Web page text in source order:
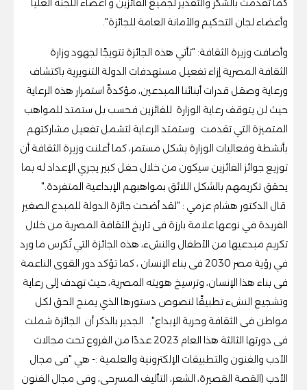
كما تقدمت بالشكر والتقدير لجميع الفائزين و أعضاء اللجنة العليا
وأعضاء لجان التحكيم والأمانة العامة للجائزة".
وأضافت وزيرة الثقافة: "تأتي هذه الجائزة تتويجًا لجهود وزارة
الثقافة المصرية إزاء تفعيل مستهدفات الدولة التنويرية باكتشاف
ورعاية وصقل قدرات أبنائنا المبدعين، مؤكدةً استمرار هذه الرعاية
حيث لن يتوقف رعاية الوزارة للفائزين فحسب بل ستمتد للمواهب
المتميزة التي تقدمت وستمتد الرعاية لتشمل تفعيل مشاركتهم
بأنشطة وفعاليات الوزارة بشكل مستمر، كما أعلنت وزيرة الثقافة أن
توزيع جوائز الفائزين سيكون من خلال حفل كبير يجري الإعداد له بما
يحقق تكريمهم بالشكل اللائق بمواهبهم الإبداعية المتفردة."
قال الدكتور هشام عزمي : "لقد أضحت جائزة الدولة للمبدع الصغير
الفريدة في نوعها علامة بارزة فى تاريخ الثقافة المصرية من خلال
تكريم مبدعيها من الأطفال والنشء، هذه الجائزة التي تُكرس ما ورد
في رؤية مصر 2030 فى بناء الإنسان ، كما تؤكد دور القوى الناعمة
فى بناء هذا الإنسان، وترسيخ هويته المصرية، حيث تهدف إلى رعاية
وتشجيع النشء تطبيقًا لنصوص دستورها الذي يمنح الحق لكل
مواطن فى الثقافة وحرية الإبداع". الجدير بالذكر أن الجائزة شملت
فى دورتها الثالثة هذا العام 2023 عددًا من الفروع تحت مجالات
الأدب والفنون والتطبيقات الإلكترونية والعلمية :- هي "فى مجال
الأدب (القصة القصيرة، الشعر، التأليف المسرحى، وفى مجال الفنون